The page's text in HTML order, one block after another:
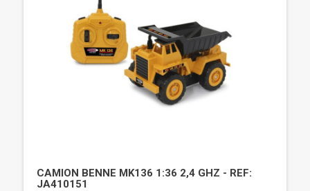
CAMION BENNE MK136 1:36 2,4 GHZ - REF:
JA410151